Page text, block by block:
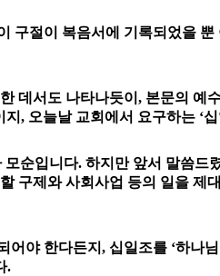
구절이 복음서에 기록되었을
데서도 나타나듯이, 본문의 예
, 오늘날 교회에서 요구하는 ‘
순입니다. 하지만 앞서 말씀
구제와 사회사업 등의 일을 제
야 한다든지, 십일조를 ‘하나
.